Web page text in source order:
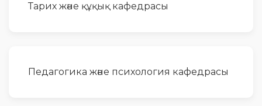
Тарих және құқық кафедрасы
Педагогика және психология кафедрасы